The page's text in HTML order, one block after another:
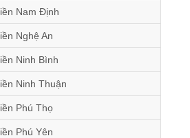
Nam Định
Nghệ An
Ninh Bình
Ninh Thuận
Phú Thọ
Phú Yên